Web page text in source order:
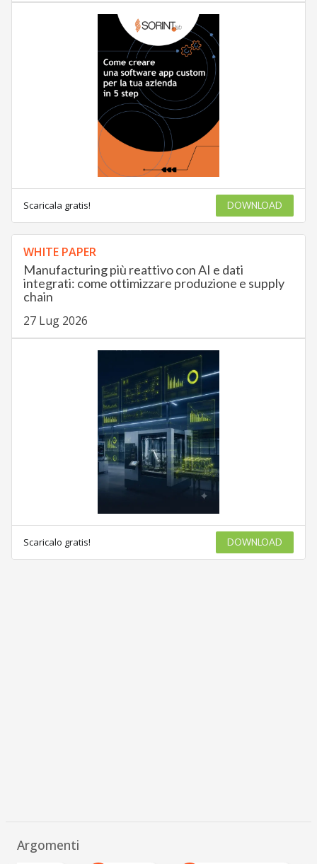
Scaricala gratis! DOWNLOAD
WHITE PAPER
Manufacturing più reattivo con AI e dati
integrati: come ottimizzare produzione e supply
chain
27 Lug 2026
Scaricalo gratis! DOWNLOAD
Argomenti